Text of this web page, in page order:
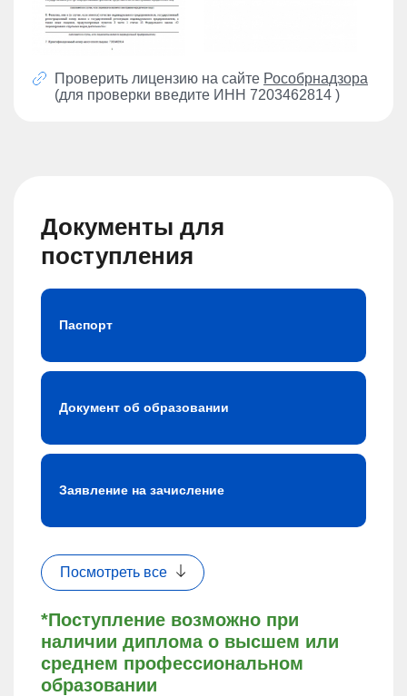
Проверить лицензию на сайте Рособрнадзора
(для проверки введите ИНН 7203462814 )
Документы для
поступления
*Поступление возможно при
наличии диплома о высшем или
среднем профессиональном
образовании
Паспорт
Документ об образовании
Заявление на зачисление
Посмотреть все